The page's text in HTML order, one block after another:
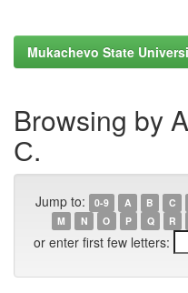
Mukachevo State
Browsing by
С.
Jump to: 0-9 A B C
M
N O P Q R
or enter first few letters: